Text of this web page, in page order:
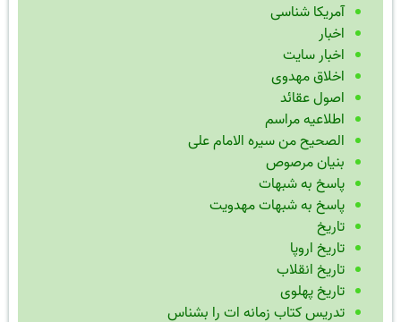
آمریکا شناسی
اخبار
اخبار سایت
اخلاق مهدوی
اصول عقائد
اطلاعیه مراسم
الصحیح من سیره الامام علی
بنیان مرصوص
پاسخ به شبهات
پاسخ به شبهات مهدویت
تاریخ
تاریخ اروپا
تاریخ انقلاب
تاریخ پهلوی
تدریس کتاب زمانه ات را بشناس